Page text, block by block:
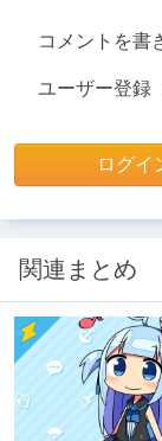
コメントを書
ユーザー登録
ログイ
関連まとめ